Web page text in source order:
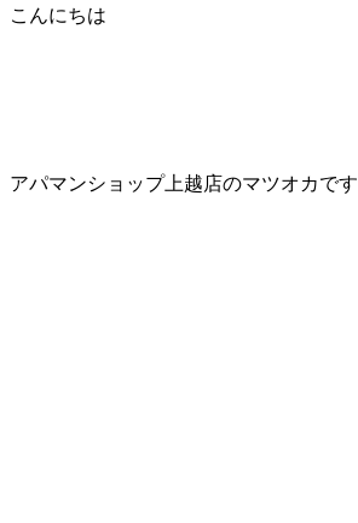
こんにちは
アパマンショップ上越店のマツオカです